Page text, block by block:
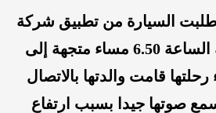
السيارة من تطبيق شركة
النقل الذكي الخاصة الساعة 6.50 مساء متجهة إلى
قامت والدتها بالاتصال
صوتها جيدا بسبب ارتفاع